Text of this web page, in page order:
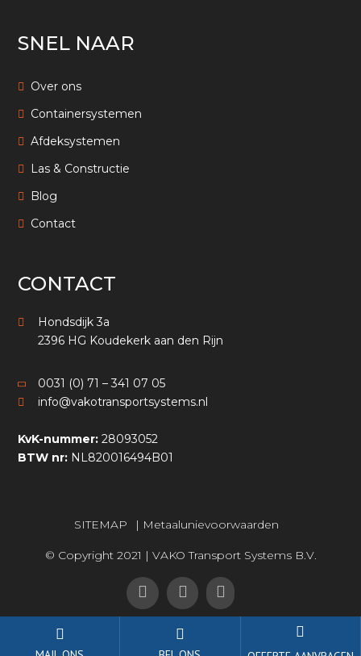
SNEL NAAR
Over ons
Containersystemen
Afdeksystemen
Las & Constructie
Blog
Contact
CONTACT
Hondsdijk 3a
2396 HG Koudekerk aan den Rijn
0031 (0) 71 – 341 07 05
info@vakotransportsystems.nl
KvK-nummer: 28093052
BTW nr: NL820016494B01
SITEMAP | Metaalunievoorwaarden
© Copyright 2021 | VAKO Transport Systems B.V.